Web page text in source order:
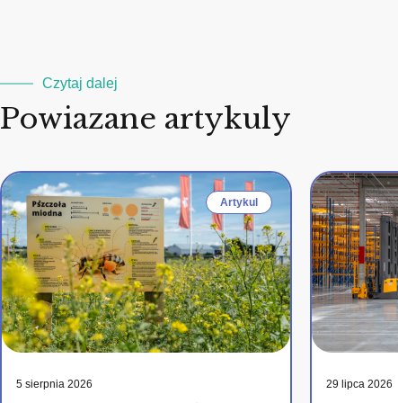
Czytaj dalej
Powiazane artykuly
Artykul
5 sierpnia 2026 29 lipca 2026